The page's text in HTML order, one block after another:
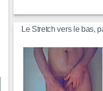
Le Stretch vers le bas,